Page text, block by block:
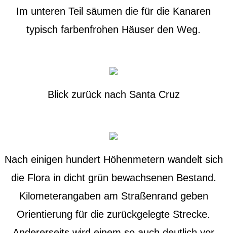
Im unteren Teil säumen die für die Kanaren
typisch farbenfrohen Häuser den Weg.
Blick zurück nach Santa Cruz
Nach einigen hundert Höhenmetern wandelt sich
die Flora in dicht grün bewachsenen Bestand.
Kilometerangaben am Straßenrand geben
Orientierung für die zurückgelegte Strecke.